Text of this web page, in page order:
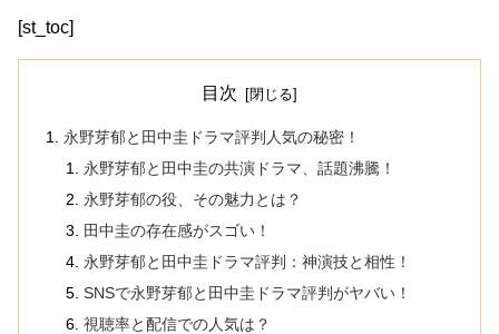
[st_toc]
目次
永野芽郁と田中圭ドラマ評判人気の秘密！
永野芽郁と田中圭の共演ドラマ、話題沸騰！
永野芽郁の役、その魅力とは？
田中圭の存在感がスゴい！
永野芽郁と田中圭ドラマ評判：神演技と相性！
SNSで永野芽郁と田中圭ドラマ評判がヤバい！
視聴率と配信での人気は？